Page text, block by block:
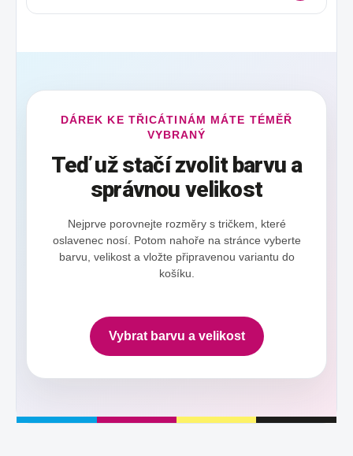
DÁREK KE TŘICÁTINÁM MÁTE TÉMĚŘ
VYBRANÝ
Teď už stačí zvolit barvu a
správnou velikost
Nejprve porovnejte rozměry s tričkem, které
oslavenec nosí. Potom nahoře na stránce vyberte
barvu, velikost a vložte připravenou variantu do
košíku.
Vybrat barvu a velikost